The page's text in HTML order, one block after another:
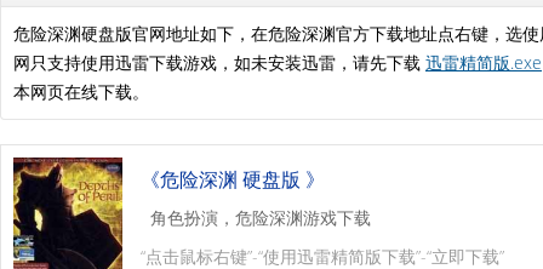
危险深渊硬盘版官网地址如下，在危险深渊官方下载地址点右键，选
网只支持使用迅雷下载游戏，如未安装迅雷，请先下载 迅雷精简版
本网页在线下载。
《危险深渊 硬盘版 》
角色扮演，危险深渊游戏下载
“点击鼠标右键”-“使用迅雷精简版下载”-“立即下载”